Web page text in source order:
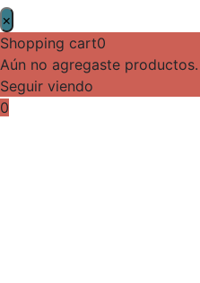
×
Shopping cart0
Aún no agregaste productos.
Seguir viendo
0